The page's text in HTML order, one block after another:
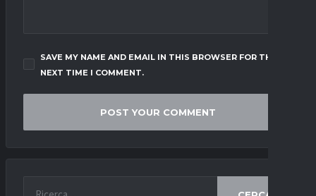
SAVE MY NAME AND EMAIL IN THIS BROWSER FOR THE
NEXT TIME I COMMENT.